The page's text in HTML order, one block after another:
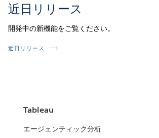
近日リリース
開発中の新機能をご覧ください。
近日リリース
Tableau
エージェンティック分析